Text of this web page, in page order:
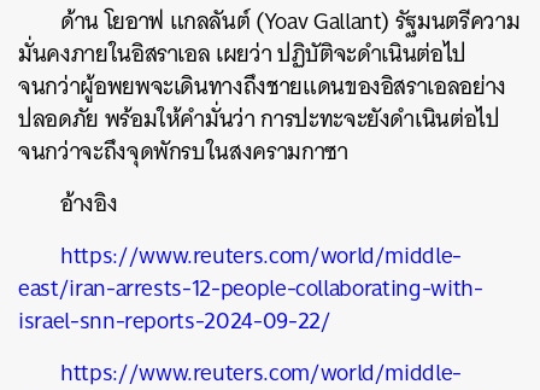
ด้าน โยอาฟ แกลลันต์ (Yoav Gallant) รัฐมนตรีความ
มั่นคงภายในอิสราเอล เผยว่า ปฏิบัติจะดำเนินต่อไป
จนกว่าผู้อพยพจะเดินทางถึงชายแดนของอิสราเอลอย่าง
ปลอดภัย พร้อมให้คำมั่นว่า การปะทะจะยังดำเนินต่อไป
จนกว่าจะถึงจุดพักรบในสงครามกาซา
อ้างอิง
https://www.reuters.com/world/middle-
east/iran-arrests-12-people-collaborating-with-
israel-snn-reports-2024-09-22/
https://www.reuters.com/world/middle-
ค้นหา
SHARE TWEET LINE